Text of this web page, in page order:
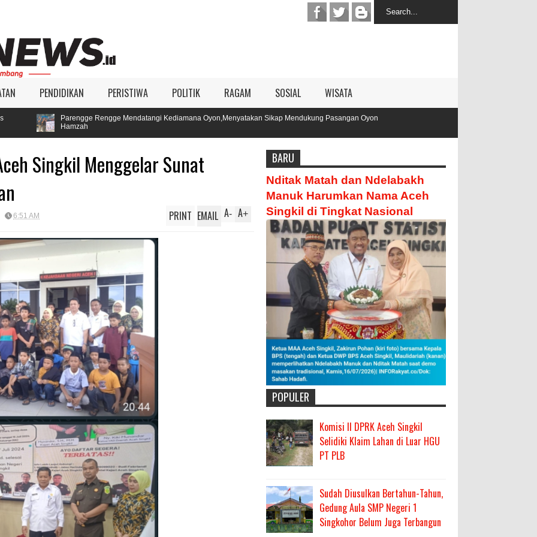
PENDIDIKAN PERISTIWA POLITIK RAGAM SOSIAL WISATA
Rengge Mendatangi Kediamana Oyon,Menyatakan Sikap Mendukung Pasangan Oyon
Singkil Menggelar Sunat
6:51 AM A+
A-
PRINT EMAIL
BARU
Nditak Matah dan Ndelabakh
Manuk Harumkan Nama Aceh
Singkil di Tingkat Nasional
POPULER
Komisi II DPRK Aceh Singkil
Selidiki Klaim Lahan di Luar HGU
PT PLB
Sudah Diusulkan Bertahun-Tahun,
Gedung Aula SMP Negeri 1
Singkohor Belum Juga Terbangun